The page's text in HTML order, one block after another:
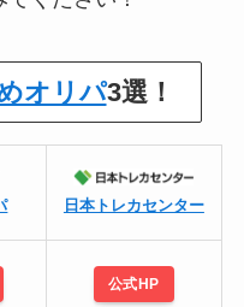
オリパ3選！
日本トレカセンター
公式HP